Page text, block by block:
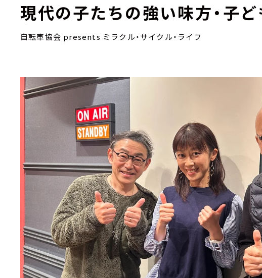
現代の子たちの強い味方・子
自転車協会 presents ミラクル・サイクル・ライフ